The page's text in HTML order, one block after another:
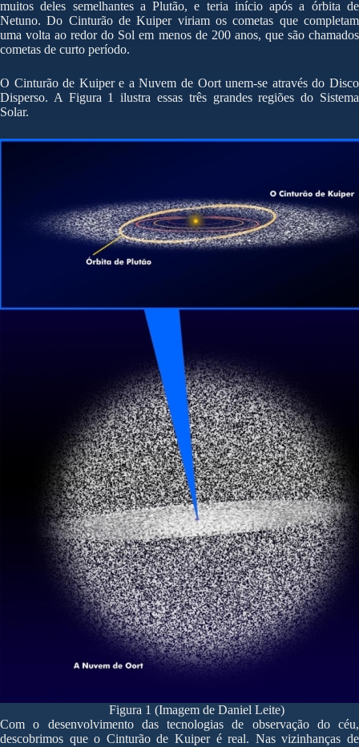
muitos deles semelhantes a Plutão, e teria início após a órbita de
Netuno. Do Cinturão de Kuiper viriam os cometas que completam
uma volta ao redor do Sol em menos de 200 anos, que são chamados
cometas de curto período.
O Cinturão de Kuiper e a Nuvem de Oort unem-se através do Disco
Disperso. A Figura 1 ilustra essas três grandes regiões do Sistema
Solar.
Figura 1 (Imagem de Daniel Leite)
Com o desenvolvimento das tecnologias de observação do céu,
descobrimos que o Cinturão de Kuiper é real. Nas vizinhanças de